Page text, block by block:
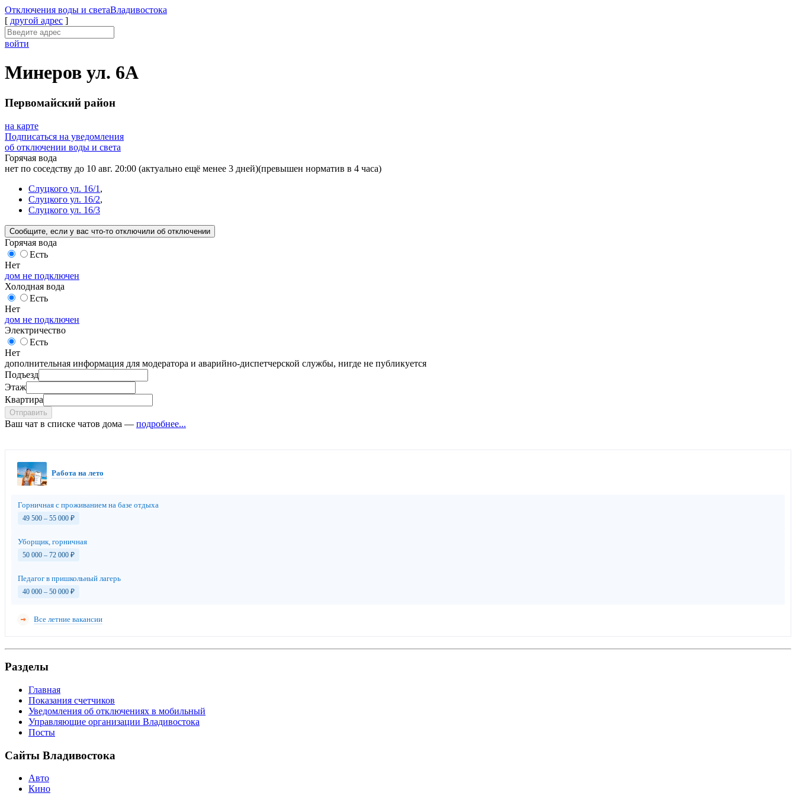
Отключения воды и светаВладивостока
[ другой адрес ]
войти
Минеров ул. 6А
Первомайский район
на карте
Подписаться на уведомления
об отключении воды и света
Горячая вода
нет по соседству до 10 авг. 20:00 (актуально ещё менее 3 дней)(превышен норматив в 4 часа)
Слуцкого ул. 16/1 ,
Слуцкого ул. 16/2,
Слуцкого ул. 16/3
Сообщите , если у вас что-то отключили об отключении
Горячая вода
Есть
Нет
дом не подключен
Холодная вода
Есть
Нет
дом не подключен
Электричество
Есть
Нет
дополнительная информация для модератора и аварийно-диспетчерской службы, нигде не публикуется
Подъезд
Этаж
Квартира
Отправить
Ваш чат в списке чатов дома — подробнее...
Работа на лето
Горничная с проживанием на базе отдыха
49 500 – 55 000 ₽
Уборщик, горничная
50 000 – 72 000 ₽
Педагог в пришкольный лагерь
40 000 – 50 000 ₽
Все летние вакансии
Разделы
Главная
Показания счетчиков
Уведомления об отключениях в мобильный
Управляющие организации Владивостока
Посты
Сайты Владивостока
Авто
Кино